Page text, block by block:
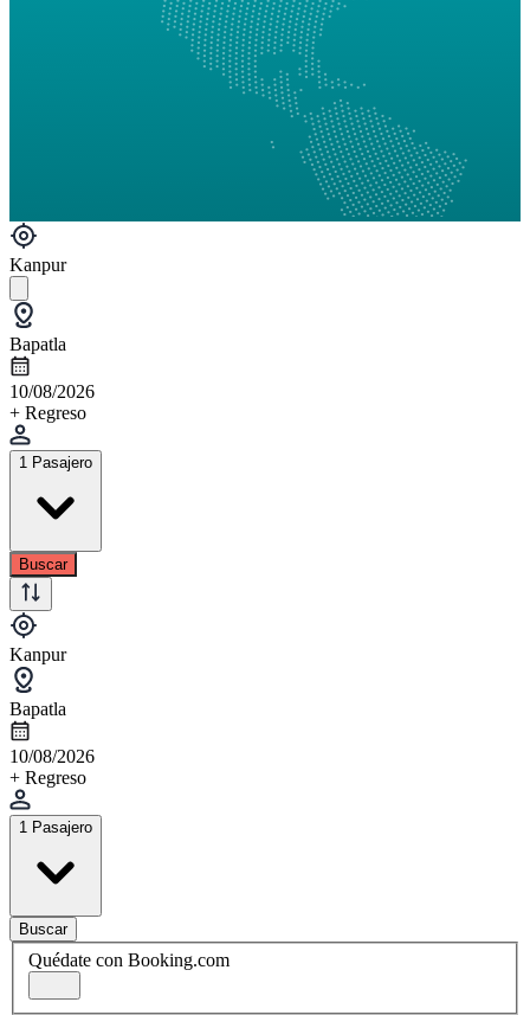
Kanpur
Bapatla
10/08/2026
+ Regreso
1 Pasajero
Buscar
Kanpur
Bapatla
10/08/2026
+ Regreso
1 Pasajero
Buscar
Quédate con Booking.com